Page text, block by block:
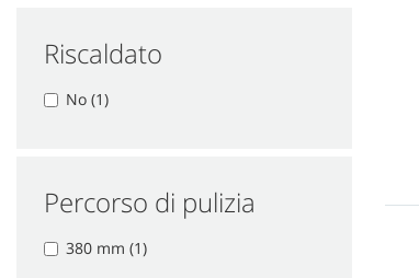
Riscaldato
No (1)
Percorso di pulizia
380 mm (1)